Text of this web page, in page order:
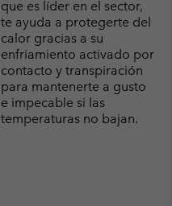
que es líder en el sector,
te ayuda a protegerte del
calor gracias a su
enfriamiento activado por
contacto y transpiración
para mantenerte a gusto
e impecable si las
temperaturas no bajan.